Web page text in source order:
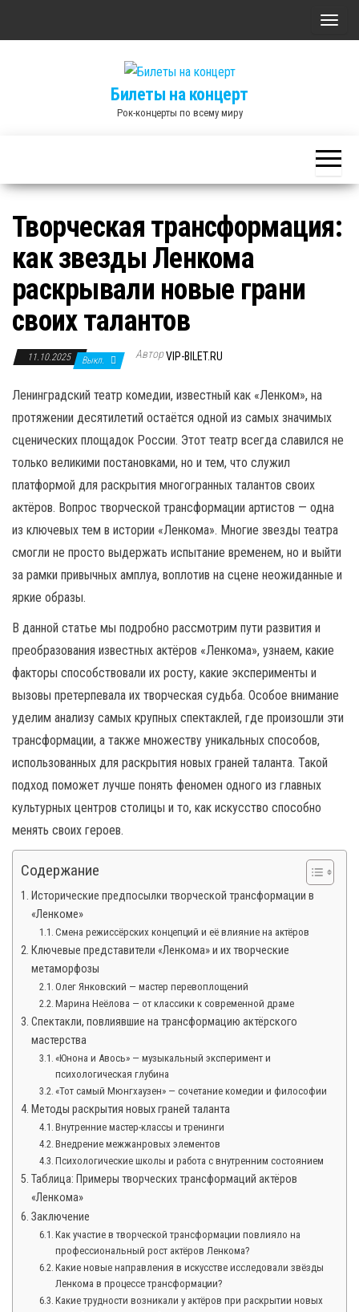
П
т
ь
С
Билеты на концерт
Рок-концерты по всему миру
Творческая трансформация:
как звезды Ленкома
раскрывали новые грани
своих талантов
11.10.2025 Выкл. АвторVIP-BILET.RU
Ленинградский театр комедии, известный как «Ленком», на
протяжении десятилетий остаётся одной из самых значимых
сценических площадок России. Этот театр всегда славился не
только великими постановками, но и тем, что служил
платформой для раскрытия многогранных талантов своих
актёров. Вопрос творческой трансформации артистов — одна
из ключевых тем в истории «Ленкома». Многие звезды театра
смогли не просто выдержать испытание временем, но и выйти
за рамки привычных амплуа, воплотив на сцене неожиданные и
яркие образы.
В данной статье мы подробно рассмотрим пути развития и
преобразования известных актёров «Ленкома», узнаем, какие
факторы способствовали их росту, какие эксперименты и
вызовы претерпевала их творческая судьба. Особое внимание
уделим анализу самых крупных спектаклей, где произошли эти
трансформации, а также множеству уникальных способов,
использованных для раскрытия новых граней таланта. Такой
подход поможет лучше понять феномен одного из главных
культурных центров столицы и то, как искусство способно
менять своих героев.
Содержание
Исторические предпосылки творческой трансформации в
«Ленкоме»
Смена режиссёрских концепций и её влияние на актёров
Ключевые представители «Ленкома» и их творческие
метаморфозы
Олег Янковский — мастер перевоплощений
Марина Неёлова — от классики к современной драме
Спектакли, повлиявшие на трансформацию актёрского
мастерства
«Юнона и Авось» — музыкальный эксперимент и
психологическая глубина
«Тот самый Мюнгхаузен» — сочетание комедии и философии
Методы раскрытия новых граней таланта
Внутренние мастер-классы и тренинги
Внедрение межжанровых элементов
Психологические школы и работа с внутренним состоянием
Таблица: Примеры творческих трансформаций актёров
«Ленкома»
Заключение
Как участие в творческой трансформации повлияло на
профессиональный рост актёров Ленкома?
Какие новые направления в искусстве исследовали звёзды
Ленкома в процессе трансформации?
Какие трудности возникали у актёров при раскрытии новых